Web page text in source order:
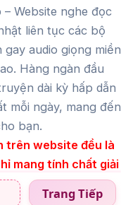
Trang Tiếp
– Website nghe đọc
liên tục các bộ
audio giọng miền
Hàng ngàn đầu
dài kỳ hấp dẫn
mỗi ngày, mang đến
bạn.
trên website đều là
mang tính chất giải
18 tuổi.